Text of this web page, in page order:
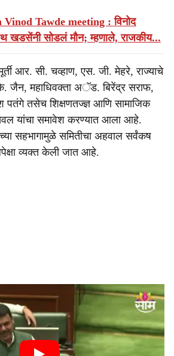
Tawde meeting : विनोद
खडसेंनी सोडलं मौन; म्हणाले, राजकीय...
आर. सी. चव्हाण, एस. जी. मेहरे, राज्याचे
जैन, महाधिवक्ता अॅड. बिरेंद्र सराफ,
पतंगे तसेच शिक्षणतज्ज्ञ आणि सामाजिक
रावल यांचा समावेश करण्यात आला आहे.
सहभागामुळे समितीचा अहवाल सर्वंकष
व्यक्त केली जात आहे.